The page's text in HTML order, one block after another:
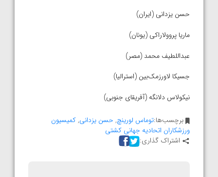
حسن یزدانی (ایران)
ماریا پروولاراکی (یونان)
عبداللطیف محمد (مصر)
جسیکا لاورزمک‌بین (استرالیا)
نیکولاس دلانگه (آفریقای جنوبی)
برچسب‌ها:توماس لورینچ, حسن یزدانی,کمیسیون
ورزشکاران اتحادیه جهانی کشتی
اشتراک گذاری: